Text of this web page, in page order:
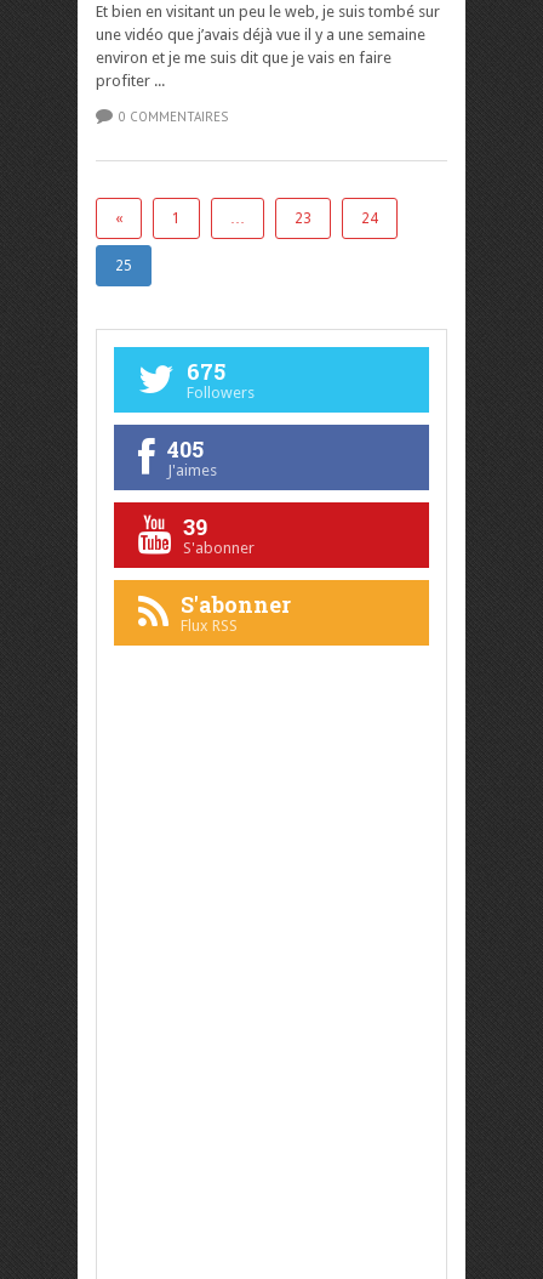
Et bien en visitant un peu le web, je suis tombé sur
une vidéo que j’avais déjà vue il y a une semaine
environ et je me suis dit que je vais en faire
profiter ...
0 COMMENTAIRES
« 1 … 23 24
25
675
Followers
405
J'aimes
39
S'abonner
S'abonner
Flux RSS